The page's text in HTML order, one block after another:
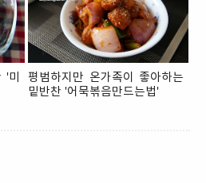
미
평범하지만 온가족이 좋아하는
밑반찬 '어묵볶음만드는법'